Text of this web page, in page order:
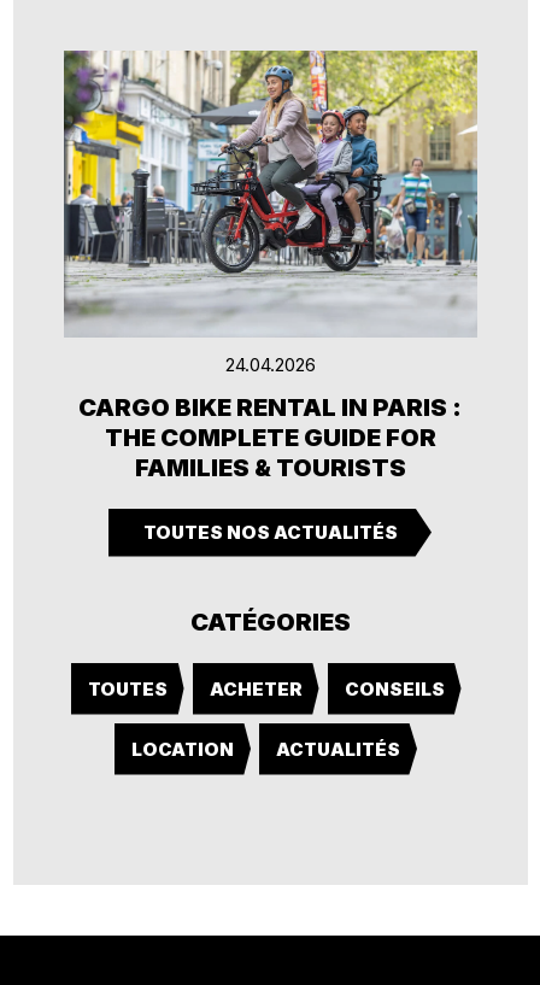
24.04.2026
CARGO BIKE RENTAL IN PARIS :
THE COMPLETE GUIDE FOR
FAMILIES & TOURISTS
TOUTES NOS ACTUALITÉS
CATÉGORIES
TOUTES ACHETER CONSEILS
LOCATION ACTUALITÉS